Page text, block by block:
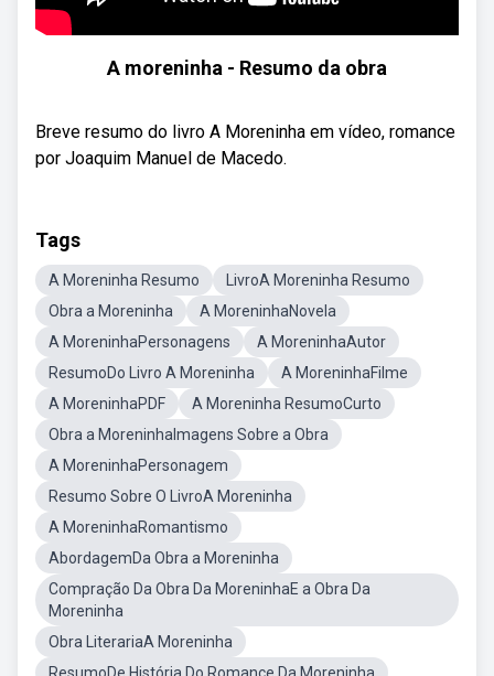
A moreninha - Resumo da obra
Breve resumo do livro A Moreninha em vídeo, romance
por Joaquim Manuel de Macedo.
Tags
A Moreninha Resumo
LivroA Moreninha Resumo
Obra a Moreninha
A MoreninhaNovela
A MoreninhaPersonagens
A MoreninhaAutor
ResumoDo Livro A Moreninha
A MoreninhaFilme
A MoreninhaPDF
A Moreninha ResumoCurto
Obra a MoreninhaImagens Sobre a Obra
A MoreninhaPersonagem
Resumo Sobre O LivroA Moreninha
A MoreninhaRomantismo
AbordagemDa Obra a Moreninha
Compração Da Obra Da MoreninhaE a Obra Da
Moreninha
Obra LiterariaA Moreninha